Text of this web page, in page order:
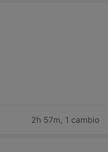
2h 57m, 1 cambio